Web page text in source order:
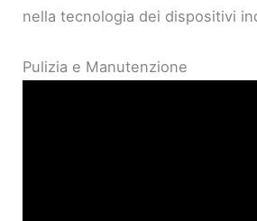
nella tecnologia dei dispositivi
Pulizia e Manutenzione